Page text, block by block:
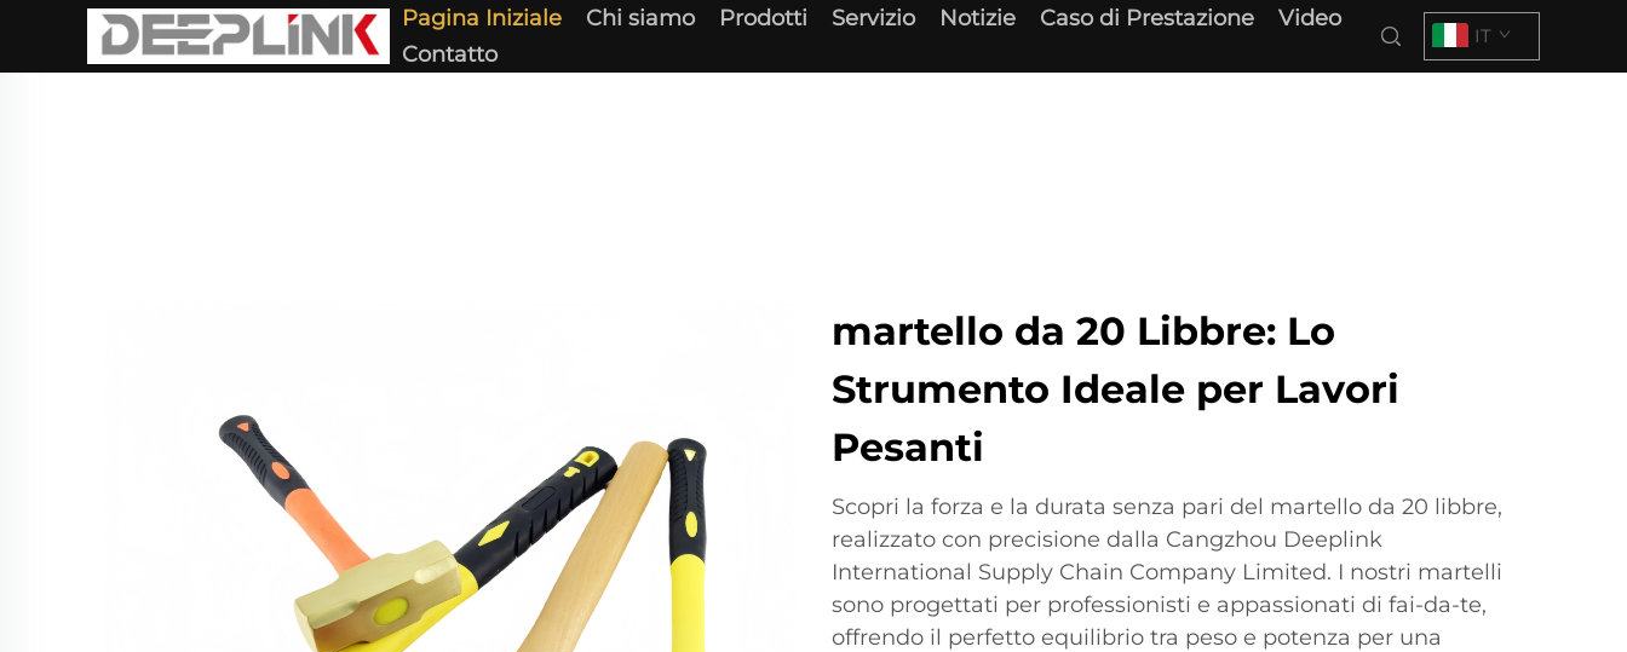
Pagina Iniziale Chi siamo Prodotti Servizio Notizie Caso di Prestazione
Video
Contatto
IT
martello da 20 Libbre: Lo
Strumento Ideale per Lavori
Pesanti
Scopri la forza e la durata senza pari del martello da 20 libbre,
realizzato con precisione dalla Cangzhou Deeplink
International Supply Chain Company Limited. I nostri martelli
sono progettati per professionisti e appassionati di fai-da-te,
offrendo il perfetto equilibrio tra peso e potenza per una